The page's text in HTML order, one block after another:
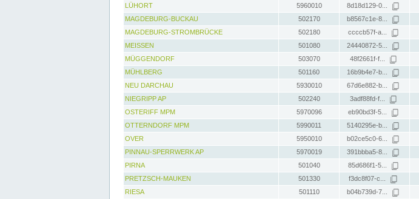
LÜHORT
5960010 8d18d129-0...
MAGDEBURG-BUCKAU
502170 b8567c1e-8...
MAGDEBURG-STROMBRÜCKE
502180 ccccb57f-a...
MEISSEN
501080 24440872-5...
MÜGGENDORF
503070 48f2661f-f...
MÜHLBERG
501160 16b9b4e7-b...
NEU DARCHAU
5930010 67d6e882-b...
NIEGRIPP AP
502240 3adf88fd-f...
OSTERIFF MPM
5970096 eb90bd3f-5...
OTTERNDORF MPM
5990011 5140295e-b...
OVER
5950010 b02ce5c0-6...
PINNAU-SPERRWERK AP
5970019 391bbba5-8...
PIRNA
501040 85d686f1-5...
PRETZSCH-MAUKEN
501330 f3dc8f07-c...
RIESA
501110 b04b739d-7...